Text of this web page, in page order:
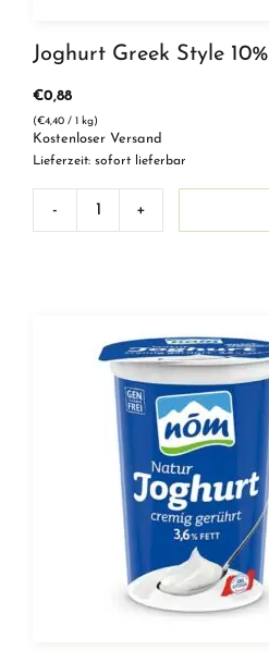
Joghurt Greek Style 10%
€0,88
(€4,40 / 1 kg)
Kostenloser Versand
Lieferzeit: sofort lieferbar
- +